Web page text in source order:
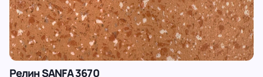
Релин SANFA 3670